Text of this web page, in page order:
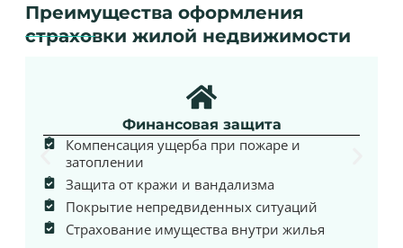
Преимущества оформления
страховки жилой недвижимости
Финансовая защита
Компенсация ущерба при пожаре и
затоплении
Защита от кражи и вандализма
Покрытие непредвиденных ситуаций
Страхование имущества внутри жилья